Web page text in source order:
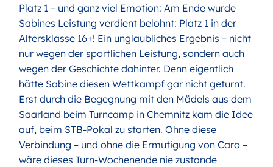
Platz 1 – und ganz viel Emotion: Am Ende wurde
Sabines Leistung verdient belohnt: Platz 1 in der
Altersklasse 16+! Ein unglaubliches Ergebnis – nicht
nur wegen der sportlichen Leistung, sondern auch
wegen der Geschichte dahinter. Denn eigentlich
hätte Sabine diesen Wettkampf gar nicht geturnt.
Erst durch die Begegnung mit den Mädels aus dem
Saarland beim Turncamp in Chemnitz kam die Idee
auf, beim STB-Pokal zu starten. Ohne diese
Verbindung – und ohne die Ermutigung von Caro –
wäre dieses Turn-Wochenende nie zustande